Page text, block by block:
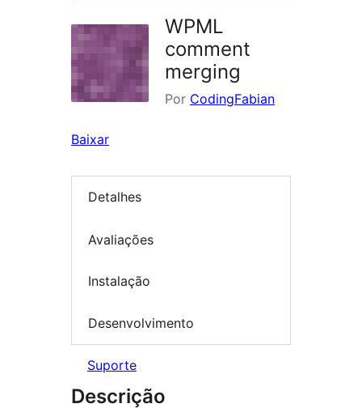
WPML
comment
merging
Por CodingFabian
Baixar
Detalhes
Avaliações
Instalação
Desenvolvimento
Suporte
Descrição